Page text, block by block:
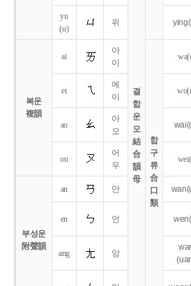
결
합
운
모
結
合
韻
母
yu
(u)
위 ying
복운
複韻
ai
아
이
합
구
류
合
口
類
wa
ei
에
이
wo
ao
아
오
wai
ou
어
우
wei
부성운
附聲韻
an 안 wan
en 언 wen
ang 앙